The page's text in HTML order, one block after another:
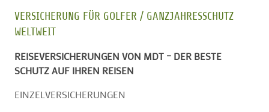
VERSICHERUNG FÜR GOLFER / GANZJAHRESSCHUTZ
WELTWEIT
REISEVERSICHERUNGEN VON MDT – DER BESTE
SCHUTZ AUF IHREN REISEN
EINZELVERSICHERUNGEN